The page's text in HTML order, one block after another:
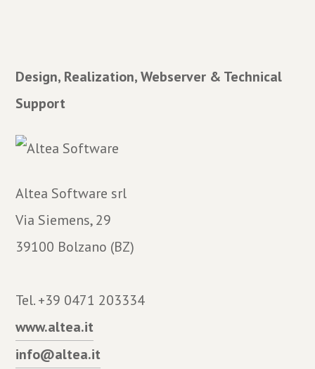
Design, Realization, Webserver & Technical
Support
Altea Software srl
Via Siemens, 29
39100 Bolzano (BZ)
Tel. +39 0471 203334
www.altea.it
info@altea.it